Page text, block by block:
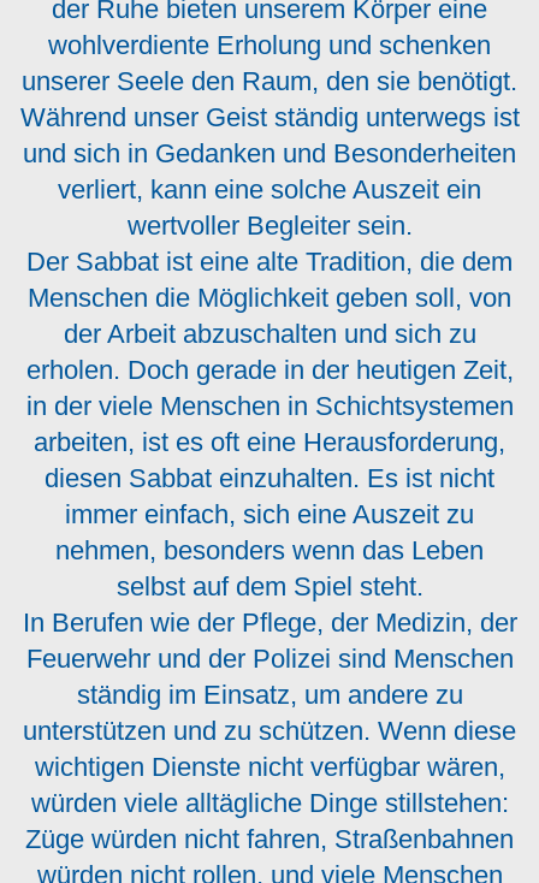
der Ruhe bieten unserem Körper eine
wohlverdiente Erholung und schenken
unserer Seele den Raum, den sie benötigt.
Während unser Geist ständig unterwegs ist
und sich in Gedanken und Besonderheiten
verliert, kann eine solche Auszeit ein
wertvoller Begleiter sein.
Der Sabbat ist eine alte Tradition, die dem
Menschen die Möglichkeit geben soll, von
der Arbeit abzuschalten und sich zu
erholen. Doch gerade in der heutigen Zeit,
in der viele Menschen in Schichtsystemen
arbeiten, ist es oft eine Herausforderung,
diesen Sabbat einzuhalten. Es ist nicht
immer einfach, sich eine Auszeit zu
nehmen, besonders wenn das Leben
selbst auf dem Spiel steht.
In Berufen wie der Pflege, der Medizin, der
Feuerwehr und der Polizei sind Menschen
ständig im Einsatz, um andere zu
unterstützen und zu schützen. Wenn diese
wichtigen Dienste nicht verfügbar wären,
würden viele alltägliche Dinge stillstehen:
Züge würden nicht fahren, Straßenbahnen
würden nicht rollen, und viele Menschen